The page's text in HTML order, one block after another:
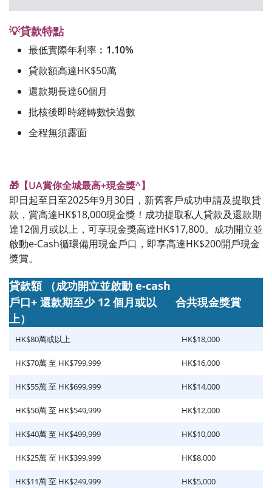
💡貸款特點
最低實際年利率︰ 1.10%
貸款額高達HK$50萬
還款期長達60個月
批核後即時經轉數快過數
全程無須露面
🎁【UA賞你全城最高+現金獎^】
即日起至日至2025年9月30日，新舊客戶成功申請及提取貸
款，賞高達HK$18,000現金獎！成功提取私人貸款及還款期
達12個月或以上，可享現金獎高達HK$17,800。成功開立並
啟動e-Cash循環備用現金戶口，即享高達HK$200開戶現金
獎賞。
貸款額 （成功開立並啟動 e-cash
戶口+ 還款期至少 12 個月或以
上）
合共現金獎賞
HK$80萬或以上 HK$18,000
HK$70萬 至 HK$799,999 HK$16,000
HK$55萬 至 HK$699,999 HK$14,000
HK$50萬 至 HK$549,999 HK$12,000
HK$40萬 至 HK$499,999 HK$10,000
HK$25萬 至 HK$399,999 HK$8,000
HK$11萬 至 HK$249,999 HK$5,000